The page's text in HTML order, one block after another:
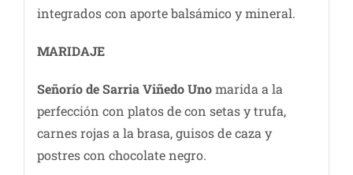
integrados con aporte balsámico y mineral.
MARIDAJE
Señorío de Sarria Viñedo Unomarida a la
perfección con platos de con setas y trufa,
carnes rojas a la brasa, guisos de caza y
postres con chocolate negro.